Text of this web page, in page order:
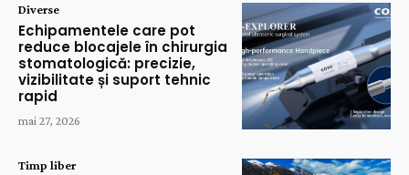
Diverse
Echipamentele care pot
reduce blocajele în chirurgia
stomatologică: precizie,
vizibilitate și suport tehnic
rapid
mai 27, 2026
Timp liber